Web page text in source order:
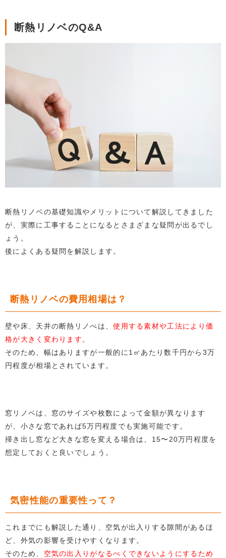
断熱リノベのQ&A
断熱リノベの基礎知識やメリットについて解説してきました
が、実際に工事することになるとさまざまな疑問が出るでし
ょう。
後によくある疑問を解説します。
断熱リノベの費用相場は？
壁や床、天井の断熱リノべは、使用する素材や工法により価
格が大きく変わります。
そのため、幅はありますが一般的に1㎡あたり数千円から3万
円程度が相場とされています。
窓リノベは、窓のサイズや枚数によって金額が異なります
が、小さな窓であれば5万円程度でも実施可能です。
掃き出し窓など大きな窓を変える場合は、15〜20万円程度を
想定しておくと良いでしょう。
気密性能の重要性って？
これまでにも解説した通り、空気が出入りする隙間があるほ
ど、外気の影響を受けやすくなります。
そのため、 空気の出入りがなるべくできないようにするため